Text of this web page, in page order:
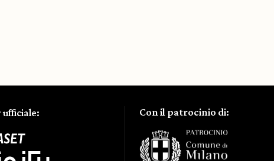
ufficiale: Con il patrocinio di: